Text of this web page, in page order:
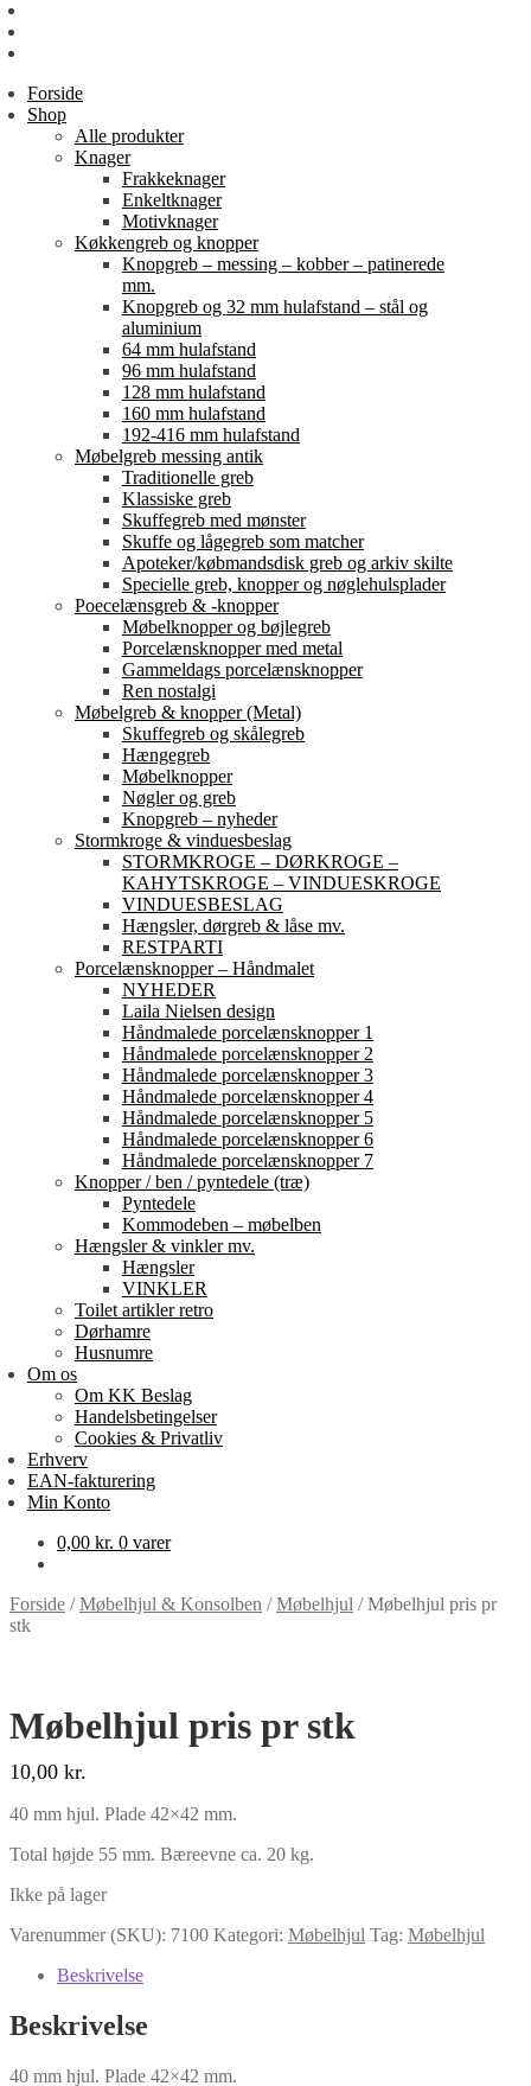
Forside
Shop
Alle produkter
Knager
Frakkeknager
Enkeltknager
Motivknager
Køkkengreb og knopper
Knopgreb – messing – kobber – patinerede
mm.
Knopgreb og 32 mm hulafstand – stål og
aluminium
64 mm hulafstand
96 mm hulafstand
128 mm hulafstand
160 mm hulafstand
192-416 mm hulafstand
Møbelgreb messing antik
Traditionelle greb
Klassiske greb
Skuffegreb med mønster
Skuffe og lågegreb som matcher
Apoteker/købmandsdisk greb og arkiv skilte
Specielle greb, knopper og nøglehulsplader
Poecelænsgreb & -knopper
Møbelknopper og bøjlegreb
Porcelænsknopper med metal
Gammeldags porcelænsknopper
Ren nostalgi
Møbelgreb & knopper (Metal)
Skuffegreb og skålegreb
Hængegreb
Møbelknopper
Nøgler og greb
Knopgreb – nyheder
Stormkroge & vinduesbeslag
STORMKROGE – DØRKROGE –
KAHYTSKROGE – VINDUESKROGE
VINDUESBESLAG
Hængsler, dørgreb & låse mv.
RESTPARTI
Porcelænsknopper – Håndmalet
NYHEDER
Laila Nielsen design
Håndmalede porcelænsknopper 1
Håndmalede porcelænsknopper 2
Håndmalede porcelænsknopper 3
Håndmalede porcelænsknopper 4
Håndmalede porcelænsknopper 5
Håndmalede porcelænsknopper 6
Håndmalede porcelænsknopper 7
Knopper / ben / pyntedele (træ)
Pyntedele
Kommodeben – møbelben
Hængsler & vinkler mv.
Hængsler
VINKLER
Toilet artikler retro
Dørhamre
Husnumre
Om os
Om KK Beslag
Handelsbetingelser
Cookies & Privatliv
Erhverv
EAN-fakturering
Min Konto
0,00 kr. 0 varer
Forside /Møbelhjul & Konsolben /Møbelhjul /Møbelhjul pris pr
stk
Møbelhjul pris pr stk
10,00 kr.
40 mm hjul. Plade 42×42 mm.
Total højde 55 mm. Bæreevne ca. 20 kg.
Ikke på lager
Varenummer (SKU): 7100 Kategori: Møbelhjul Tag: Møbelhjul
Beskrivelse
Beskrivelse
40 mm hjul. Plade 42×42 mm.